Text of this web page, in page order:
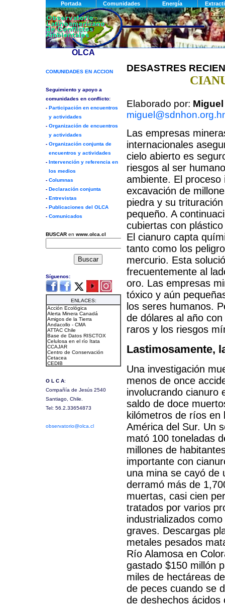
DESASTRES
Elaborado por:
Las empresas
internacionales
cielo abierto es
riesgos al ser
ambiente. El proceso
excavación de
piedra y su
pequeño. A
cubiertas con
El cianuro capta
tanto como los
mercurio. Esta
frecuentemente al
oro. Las empresas
tóxico y aún
los seres humanos.
de dólares al año
raros y los riesgos
Lastimosamente,
Una investigación
menos de once
involucrando cianuro
saldo de doce
kilómetros de ríos en
América del Sur. Un
mató 100 toneladas
millones de
importante con
una mina se cayó de
derramó más de
muertas, casi cien
tratados por varios
industrializados
graves. Descargas
metales pesados
Río Alamosa en
gastado $150 millón
miles de hectáreas
de peces cuando se
de deshechos ácidos